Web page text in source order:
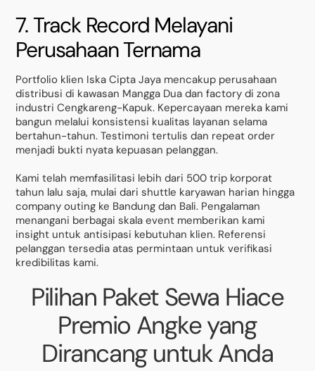
7. Track Record Melayani
Perusahaan Ternama
Portfolio klien Iska Cipta Jaya mencakup perusahaan
distribusi di kawasan Mangga Dua dan factory di zona
industri Cengkareng-Kapuk. Kepercayaan mereka kami
bangun melalui konsistensi kualitas layanan selama
bertahun-tahun. Testimoni tertulis dan repeat order
menjadi bukti nyata kepuasan pelanggan.
Kami telah memfasilitasi lebih dari 500 trip korporat
tahun lalu saja, mulai dari shuttle karyawan harian hingga
company outing ke Bandung dan Bali. Pengalaman
menangani berbagai skala event memberikan kami
insight untuk antisipasi kebutuhan klien. Referensi
pelanggan tersedia atas permintaan untuk verifikasi
kredibilitas kami.
Pilihan Paket Sewa Hiace
Premio Angke yang
Dirancang untuk Anda